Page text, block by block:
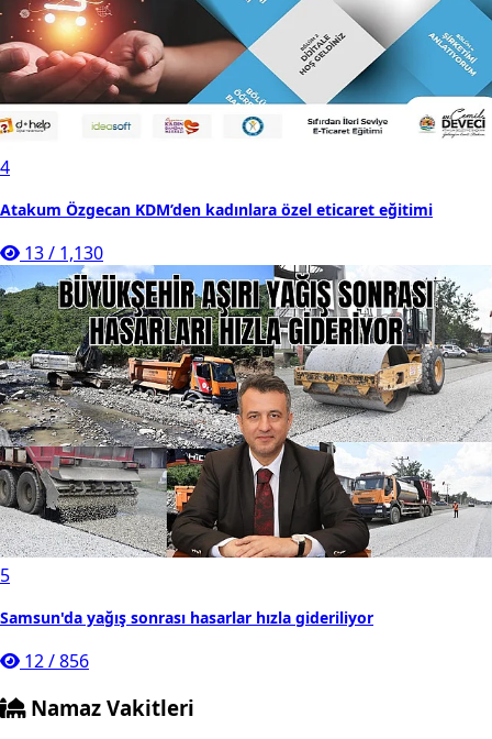
4
Atakum Özgecan KDM’den kadınlara özel eticaret eğitimi
13/ 1,130
5
Samsun'da yağış sonrası hasarlar hızla gideriliyor
12/856
Namaz Vakitleri